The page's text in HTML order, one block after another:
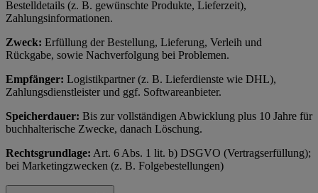
Bestelldetails (z. B. gewünschte Produkte, Lieferzeit),
Zahlungsinformationen.
Zweck: Erfüllung der Bestellung, Lieferung, Verleih und
Rückgabe, sowie Nachverfolgung bei Problemen.
Empfänger: Logistikpartner (z. B. Lieferdienste wie DHL),
Zahlungsdienstleister und ggf. Softwareanbieter.
Speicherdauer: Bis zur vollständigen Abwicklung plus 10 Jahre für
buchhalterische Zwecke, danach Löschung.
Rechtsgrundlage: Art. 6 Abs. 1 lit. b) DSGVO (Vertragserfüllung);
bei Marketingzwecken (z. B. Folgebestellungen)